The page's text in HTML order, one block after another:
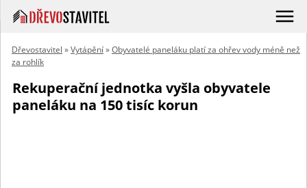
Dřevostavitel »Vytápění»Obyvatelé paneláku platí za ohřev vody méně než
za rohlík
Rekuperační jednotka vyšla obyvatele
paneláku na 150 tisíc korun